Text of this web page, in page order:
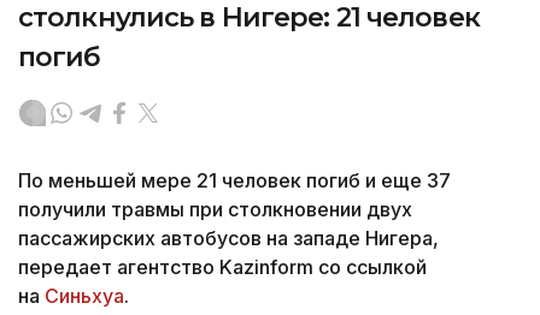
столкнулись в Нигере: 21 человек
погиб
По меньшей мере 21 человек погиб и еще 37
получили травмы при столкновении двух
пассажирских автобусов на западе Нигера,
передает агентство Kazinform со ссылкой
на Синьхуа.